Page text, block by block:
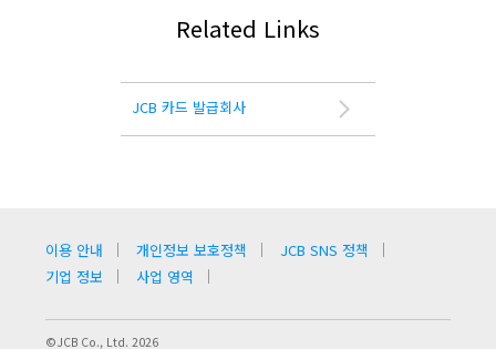
Related Links
JCB 카드 발급회사
이용 안내 개인정보 보호정책
JCB SNS 정책
기업 정보
사업 영역
©JCB Co., Ltd. 2026